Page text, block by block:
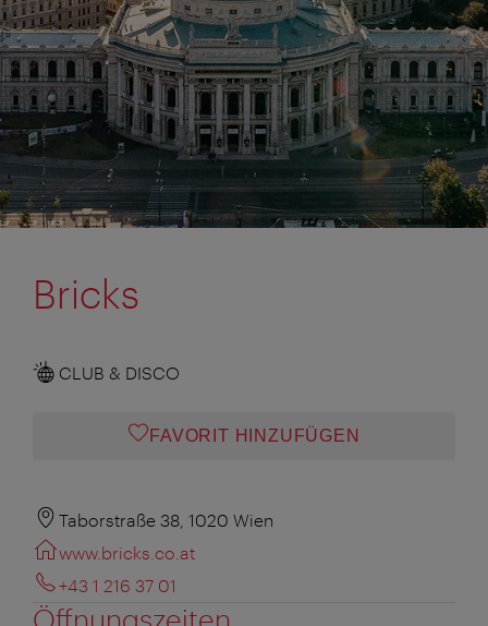
Bricks
CLUB & DISCO
FAVORIT HINZUFÜGEN
Taborstraße 38, 1020 Wien
www.bricks.co.at
+43 1 216 37 01
Öffnungszeiten